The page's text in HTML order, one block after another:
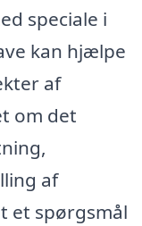
speciale i
kan hjælpe
af
om det
af
et spørgsmål